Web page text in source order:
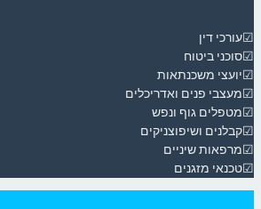
☑עורכי דין
☑סוכני ביטוח
☑יועצי משכנתאות
☑מעצבי פנים ואדריכלים
☑מטפלים גוף ונפש
☑קבלנים ושיפוצניקים
☑מרפאות שיניים
☑טכנאי מזגנים